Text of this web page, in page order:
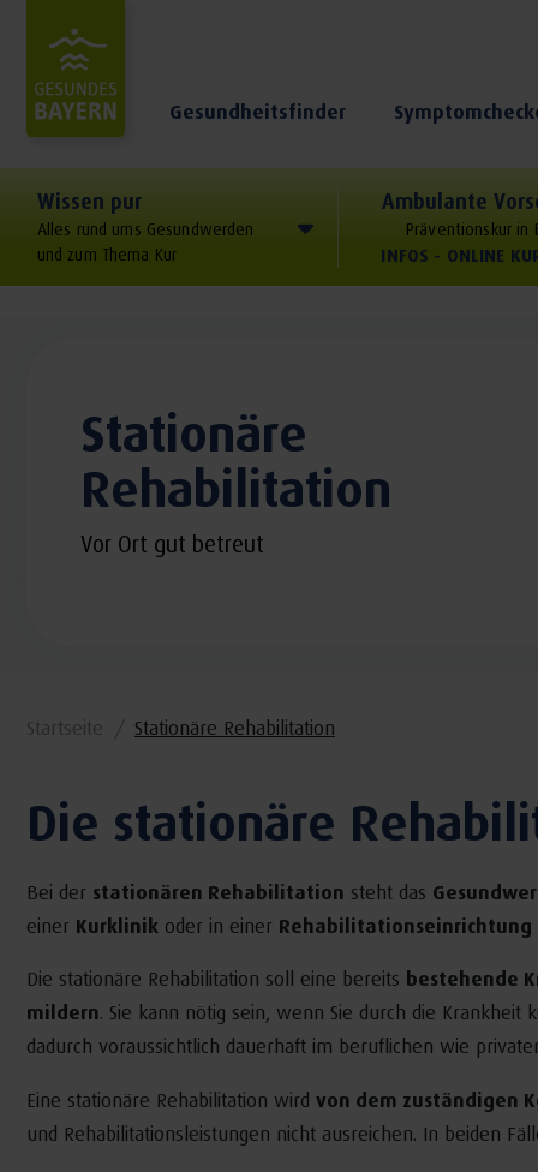
Gesundheitsfinder
Wissen pur
Alles rund ums Gesundwerden
und zum Thema Kur
Ambulante
Präventionskur in
INFOS - ONLINE
Stationäre
Rehabilitation
Vor Ort gut betreut
Startseite Stationäre Rehabilitation
Die stationäre
Bei der stationären Rehabilitation steht das
einer Kurklinik oder in einer Rehabilitationseinrichtung
Die stationäre Rehabilitation soll eine bereits bestehende
mildern. Sie kann nötig sein, wenn Sie durch die
dadurch voraussichtlich dauerhaft im beruflichen wie
Eine stationäre Rehabilitation wirdvon dem zuständigen
und Rehabilitationsleistungen nicht ausreichen. In beiden